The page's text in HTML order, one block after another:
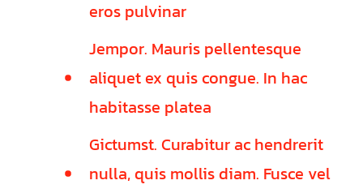
eros pulvinar
Jempor. Mauris pellentesque
aliquet ex quis congue. In hac
habitasse platea
Gictumst. Curabitur ac hendrerit
nulla, quis mollis diam. Fusce vel